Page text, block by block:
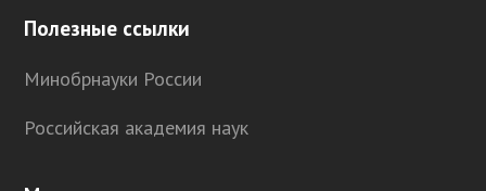
Полезные ссылки
Минобрнауки России
Российская академия наук